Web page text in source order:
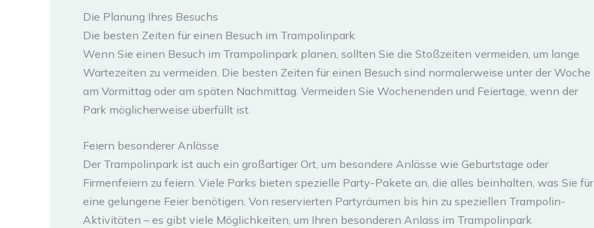
Die Planung Ihres Besuchs
Die besten Zeiten für einen Besuch im Trampolinpark
Wenn Sie einen Besuch im Trampolinpark planen, sollten Sie die Stoßzeiten vermeiden, um lange
Wartezeiten zu vermeiden. Die besten Zeiten für einen Besuch sind normalerweise unter der Woche
am Vormittag oder am späten Nachmittag. Vermeiden Sie Wochenenden und Feiertage, wenn der
Park möglicherweise überfüllt ist.
Feiern besonderer Anlässe
Der Trampolinpark ist auch ein großartiger Ort, um besondere Anlässe wie Geburtstage oder
Firmenfeiern zu feiern. Viele Parks bieten spezielle Party-Pakete an, die alles beinhalten, was Sie für
eine gelungene Feier benötigen. Von reservierten Partyräumen bis hin zu speziellen Trampolin-
Aktivitäten – es gibt viele Möglichkeiten, um Ihren besonderen Anlass im Trampolinpark